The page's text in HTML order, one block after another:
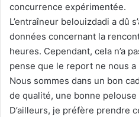
concurrence expérimentée.
L’entraîneur belouizdadi a dû
données concernant la
heures. Cependant, cela n’a
pense que le report ne nous
Nous sommes dans un bon
de qualité, une bonne
D’ailleurs, je préfère prendre